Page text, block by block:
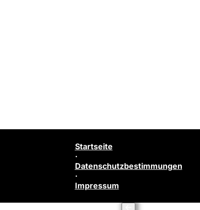
Startseite
·
Datenschutzbestimmungen
·
Impressum